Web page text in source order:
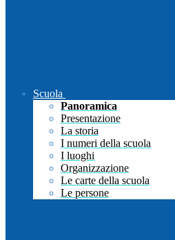
Scuola
Panoramica
Presentazione
La storia
I numeri della scuola
I luoghi
Organizzazione
Le carte della scuola
Le persone